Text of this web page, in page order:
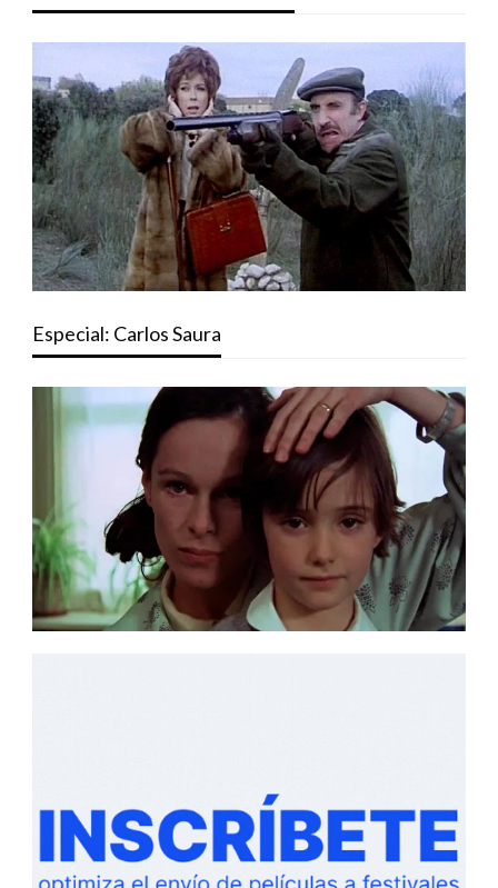
Especial: Carlos Saura